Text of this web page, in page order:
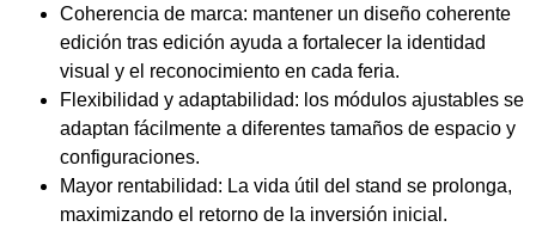
Coherencia de marca: mantener un diseño coherente
edición tras edición ayuda a fortalecer la identidad
visual y el reconocimiento en cada feria.
Flexibilidad y adaptabilidad: los módulos ajustables se
adaptan fácilmente a diferentes tamaños de espacio y
configuraciones.
Mayor rentabilidad: La vida útil del stand se prolonga,
maximizando el retorno de la inversión inicial.